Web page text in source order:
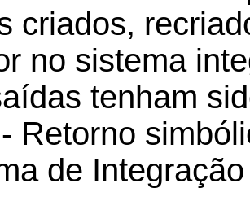
criados,
no sistema
tenham
Retorno
de